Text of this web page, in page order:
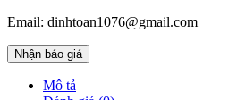
Email: dinhtoan1076@gmail.com
Nhận báo giá
Mô tả